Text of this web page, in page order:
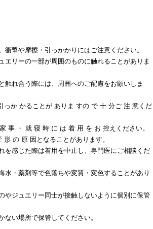
衝撃や摩擦・引っかかりにはご注意ください。
エリーの一部が周囲のものに触れることがありま
れ合う際には、周囲へのご配慮をお願いしま
か かることが ありま すの で 十 分ご 注 意くだ
事 ・ 就 寝 時 に は 着 用 を お 控えください。
の 原 因となることがあります。
を感じた際は着用を中止し、専門医にご相談くだ
水・薬剤等で色落ちや変質・変色することがあり
やジュエリー同士が接触しないように個別に保管
い場所で保管してください。